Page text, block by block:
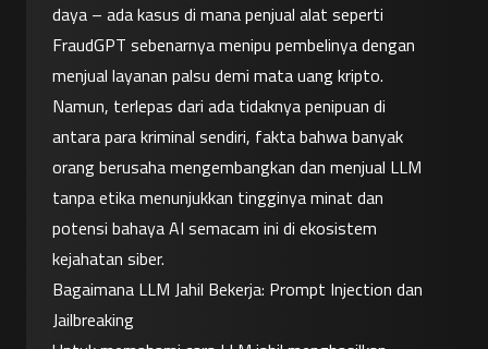
daya – ada kasus di mana penjual alat seperti
FraudGPT sebenarnya menipu pembelinya dengan
menjual layanan palsu demi mata uang kripto.
Namun, terlepas dari ada tidaknya penipuan di
antara para kriminal sendiri, fakta bahwa banyak
orang berusaha mengembangkan dan menjual LLM
tanpa etika menunjukkan tingginya minat dan
potensi bahaya AI semacam ini di ekosistem
kejahatan siber.
Bagaimana LLM Jahil Bekerja: Prompt Injection dan
Jailbreaking